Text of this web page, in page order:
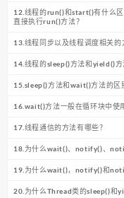
12.线程的run()和start()有什么
直接执行run()方法？
13.线程同步以及线程调度相关的
14.线程的sleep()方法和yield()方
15.sleep()方法和wait()方法的区
16.wait()方法一般在循环块中使
17.线程通信的方法有哪些？
18.为什么wait()、notify()、
19.为什么wait()，notify()和
20.为什么Thread类的sleep()和